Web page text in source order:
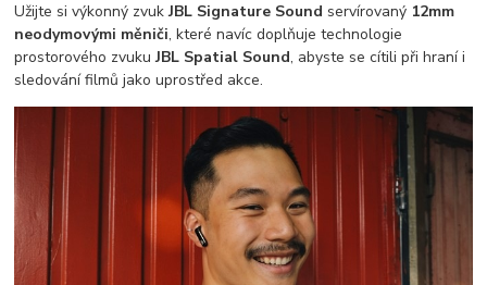
Užijte si výkonný zvukJBL Signature Sound servírovaný 12mm
neodymovými měniči, které navíc doplňuje technologie
prostorového zvukuJBL Spatial Sound, abyste se cítili při hraní i
sledování filmů jako uprostřed akce.